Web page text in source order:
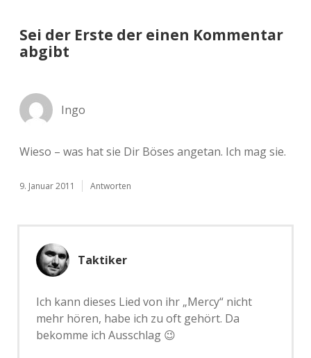
Sei der Erste der einen Kommentar
abgibt
Ingo
Wieso – was hat sie Dir Böses angetan. Ich mag sie.
9. Januar 2011 Antworten
Taktiker
Ich kann dieses Lied von ihr „Mercy“ nicht
mehr hören, habe ich zu oft gehört. Da
bekomme ich Ausschlag 😉